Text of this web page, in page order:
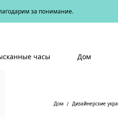
за понимание.
часы Дом
Дом Дизайнерские